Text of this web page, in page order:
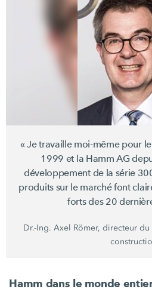
« Je travaille moi-même pour le
1999 et la Hamm AG
développement de la série
produits sur le marché font
forts des 20
Dr.-Ing. Axel Römer, directeur
Hamm dans le monde